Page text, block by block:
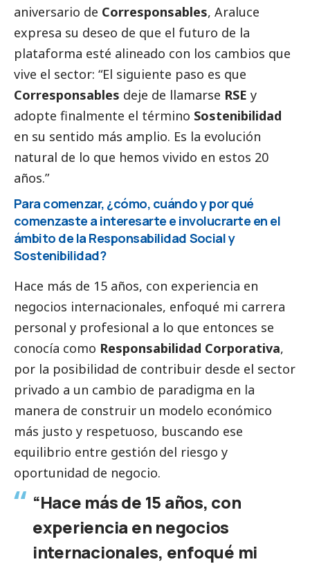
aniversario de Corresponsables, Araluce
expresa su deseo de que el futuro de la
plataforma esté alineado con los cambios que
vive el sector: “El siguiente paso es que
Corresponsables deje de llamarse RSE y
adopte finalmente el término Sostenibilidad
en su sentido más amplio. Es la evolución
natural de lo que hemos vivido en estos 20
años.”
Para comenzar, ¿cómo, cuándo y por qué
comenzaste a interesarte e involucrarte en el
ámbito de la Responsabilidad Socialy
Sostenibilidad?
Hace más de 15 años, con experiencia en
negocios internacionales, enfoqué mi carrera
personal y profesional a lo que entonces se
conocía como Responsabilidad Corporativa,
por la posibilidad de contribuir desde el sector
privado a un cambio de paradigma en la
manera de construir un modelo económico
más justo y respetuoso, buscando ese
equilibrio entre gestión del riesgo y
oportunidad de negocio.
“Hace más de 15 años, con
experiencia en negocios
internacionales, enfoqué mi